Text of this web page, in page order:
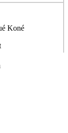
Koné